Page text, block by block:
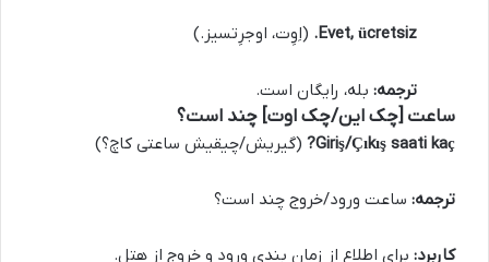
Evet, ücretsiz. (اِوِت، اوجرِتسیز.)
ترجمه: بله، رایگان است.
ساعت [چک این/چک اوت] چند است؟
Giriş/Çıkış saati kaç? (گیریش/چیقیش ساعتی کاچ؟)
ترجمه: ساعت ورود/خروج چند است؟
کاربرد: برای اطلاع از زمان بندی ورود و خروج از هتل.